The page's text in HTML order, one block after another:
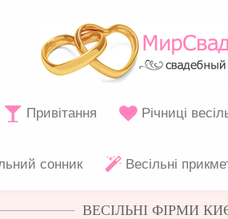
Привітання Річниці
сонник Весільні
ВЕСІЛЬНІ ФІРМИ